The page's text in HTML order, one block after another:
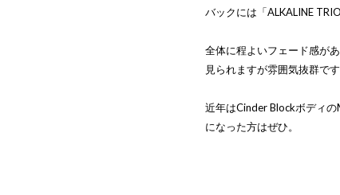
バックには「ALKALINE
全体に程よいフェード感が
見られますが雰囲気抜群です
近年はCinder Blockボディ
になった方はぜひ。